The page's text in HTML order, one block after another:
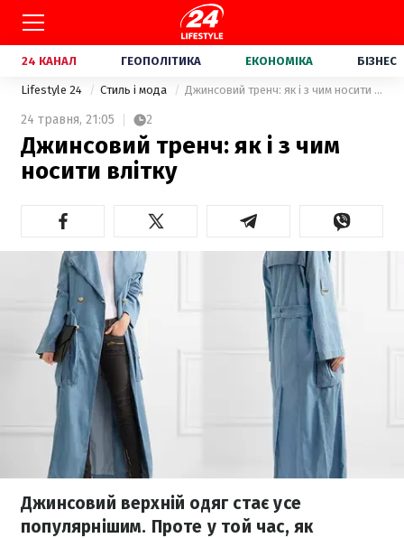
24 КАНАЛ ГЕОПОЛІТИКА ЕКОНОМІКА БІЗНЕС
Lifestyle 24 Стиль і мода Джинсовий тренч: як і з чим носити влітку
24 травня, 21:05 2
Джинсовий тренч: як і з чим
носити влітку
Джинсовий верхній одяг стає усе
популярнішим. Проте у той час, як